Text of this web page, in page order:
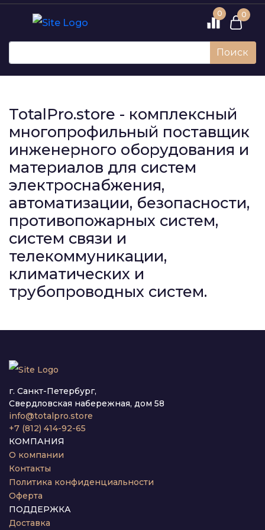
0 0
Поиск
TotalPro.store - комплексный
многопрофильный поставщик
инженерного оборудования и
материалов для систем
электроснабжения,
автоматизации, безопасности,
противопожарных систем,
систем связи и
телекоммуникации,
климатических и
трубопроводных систем.
г. Санкт-Петербург,
Свердловская набережная, дом 58
info@totalpro.store
+7 (812) 414-92-65
КОМПАНИЯ
О компании
Контакты
Политика конфиденциальности
Оферта
ПОДДЕРЖКА
Доставка